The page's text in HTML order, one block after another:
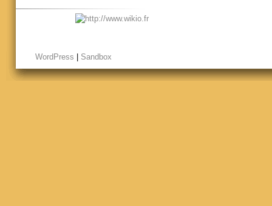
WordPress Sandbox